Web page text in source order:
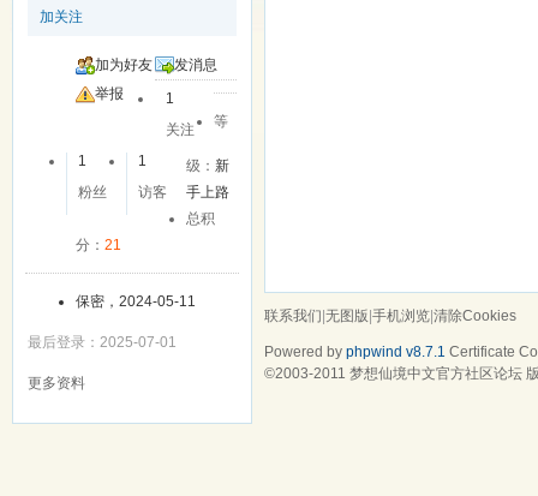
加关注
加为好友
发消息
举报
1
关注
1
粉丝
1
访客
等
级：新
手上路
总积
分： 21
保密，2024-05-11
最后登录：2025-07-01
更多资料
联系我们|无图版|手机浏览|清除Cookies
Powered by phpwind v8.7.1 Certificate
©2003-2011 梦想仙境中文官方社区论坛